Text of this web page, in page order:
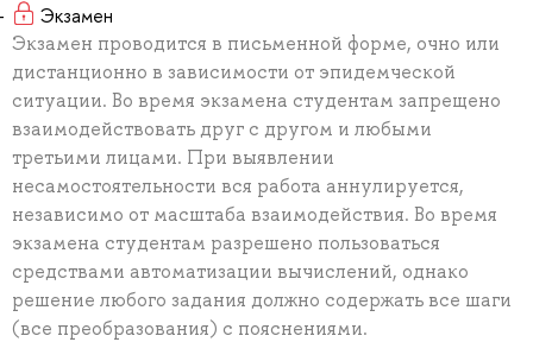
Экзамен
Экзамен проводится в письменной форме, очно или
дистанционно в зависимости от эпидемческой
ситуации. Во время экзамена студентам запрещено
взаимодействовать друг с другом и любыми
третьими лицами. При выявлении
несамостоятельности вся работа аннулируется,
независимо от масштаба взаимодействия. Во время
экзамена студентам разрешено пользоваться
средствами автоматизации вычислений, однако
решение любого задания должно содержать все шаги
(все преобразования) с пояснениями.